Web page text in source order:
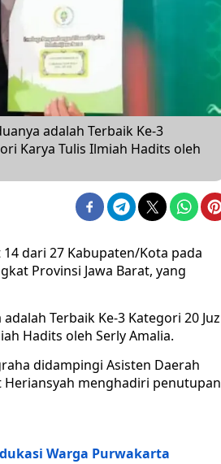
adalah Terbaik Ke-3
Karya Tulis Ilmiah Hadits oleh
dari 27 Kabupaten/Kota pada
Provinsi Jawa Barat, yang
Terbaik Ke-3 Kategori 20 Juz
Hadits oleh Serly Amalia.
didampingi Asisten Daerah
Heriansyah menghadiri penutupan
Warga Purwakarta